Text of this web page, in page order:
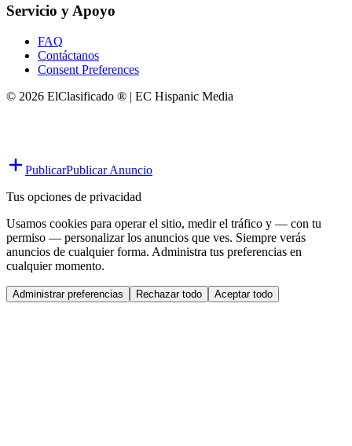
Servicio y Apoyo
FAQ
Contáctanos
Consent Preferences
© 2026 ElClasificado ® | EC Hispanic Media
PublicarPublicar Anuncio
Tus opciones de privacidad
Usamos cookies para operar el sitio, medir el tráfico y — con tu
permiso — personalizar los anuncios que ves. Siempre verás
anuncios de cualquier forma. Administra tus preferencias en
cualquier momento.
Administrar preferencias Rechazar todo Aceptar todo